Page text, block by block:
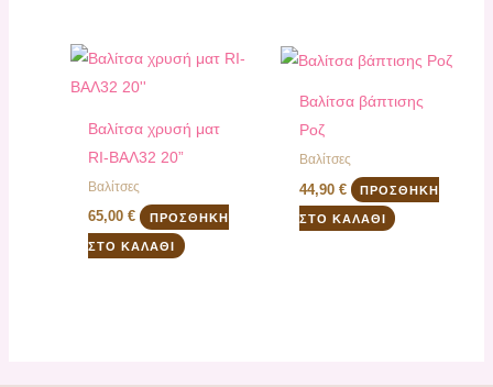
Βαλίτσα χρυσή ματ
RI-ΒΑΛ32 20”
Βαλίτσες
65,00€ ΠΡΟΣΘΉΚΗ
ΣΤΟ ΚΑΛΆΘΙ
Βαλίτσα βάπτισης
Ροζ
Βαλίτσες
44,90 € ΠΡΟΣΘΉΚΗ
ΣΤΟ ΚΑΛΆΘΙ